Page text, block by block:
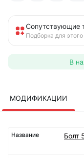
Сопутствующие
Подборка для
В
МОДИФИКАЦИИ
Болт